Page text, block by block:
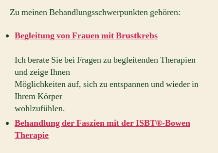
Zu meinen Behandlungsschwerpunkten gehören:
Begleitung von Frauen mit Brustkrebs
Ich berate Sie bei Fragen zu begleitenden Therapien
und zeige Ihnen
Möglichkeiten auf, sich zu entspannen und wieder in
Ihrem Körper
wohlzufühlen.
Behandlung der Faszien mit der ISBT®-Bowen
Therapie